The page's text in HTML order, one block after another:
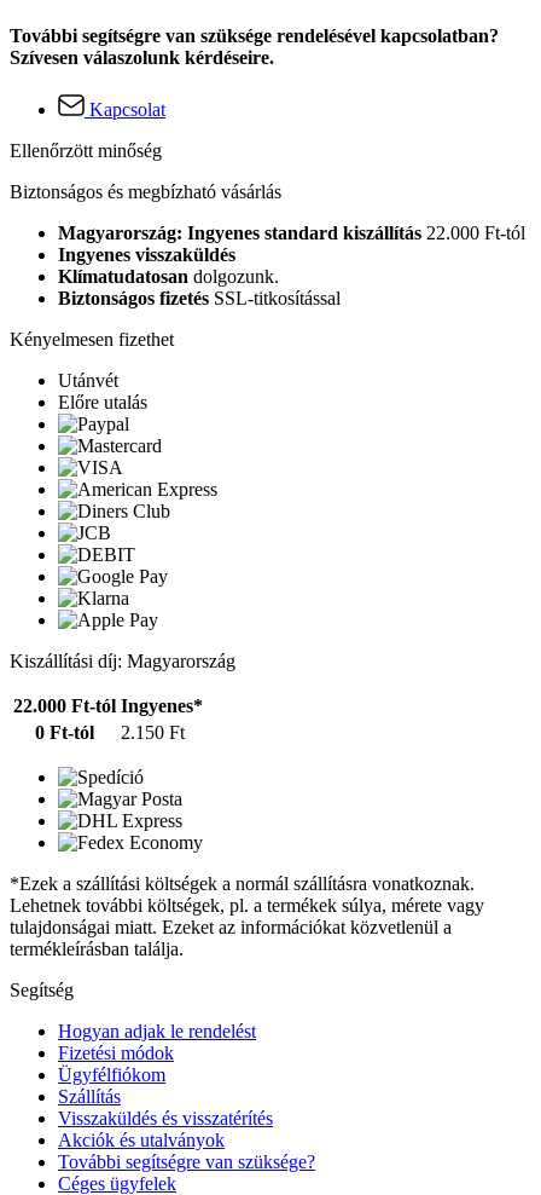
További segítségre van szüksége rendelésével kapcsolatban?
Szívesen válaszolunk kérdéseire.
Kapcsolat
Ellenőrzött minőség
Biztonságos és megbízható vásárlás
Magyarország: Ingyenes standard kiszállítás 22.000 Ft-tól
Ingyenes visszaküldés
Klímatudatosan dolgozunk.
Biztonságos fizetés SSL-titkosítással
Kényelmesen fizethet
Utánvét
Előre utalás
Kiszállítási díj: Magyarország
22.000 Ft-tól Ingyenes*
0 Ft-tól
2.150 Ft
*Ezek a szállítási költségek a normál szállításra vonatkoznak.
Lehetnek további költségek, pl. a termékek súlya, mérete vagy
tulajdonságai miatt. Ezeket az információkat közvetlenül a
termékleírásban találja.
Segítség
Hogyan adjak le rendelést
Fizetési módok
Ügyfélfiókom
Szállítás
Visszaküldés és visszatérítés
Akciók és utalványok
További segítségre van szüksége?
Céges ügyfelek